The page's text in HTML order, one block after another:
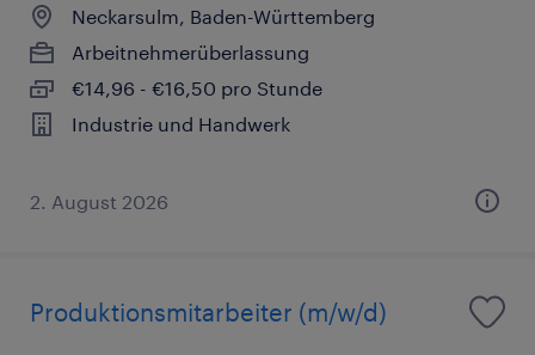
Neckarsulm, Baden-Württemberg
Arbeitnehmerüberlassung
€14,96 - €16,50 pro Stunde
Industrie und Handwerk
2. August 2026
Produktionsmitarbeiter (m/w/d)